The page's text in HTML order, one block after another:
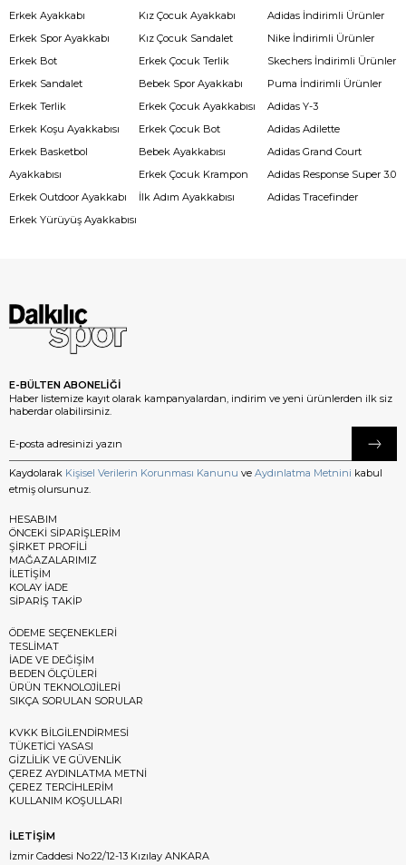
Erkek Ayakkabı
Erkek Spor Ayakkabı
Erkek Bot
Erkek Sandalet
Erkek Terlik
Erkek Koşu Ayakkabısı
Erkek Basketbol
Ayakkabısı
Erkek Outdoor Ayakkabı
Erkek Yürüyüş Ayakkabısı
Kız Çocuk Ayakkabı
Kız Çocuk Sandalet
Erkek Çocuk Terlik
Bebek Spor Ayakkabı
Erkek Çocuk Ayakkabısı
Erkek Çocuk Bot
Bebek Ayakkabısı
Erkek Çocuk Krampon
İlk Adım Ayakkabısı
Adidas İndirimli Ürünler
Nike İndirimli Ürünler
Skechers İndirimli Ürünler
Puma İndirimli Ürünler
Adidas Y-3
Adidas Adilette
Adidas Grand Court
Adidas Response Super 3.0
Adidas Tracefinder
E-BÜLTEN ABONELİĞİ
Haber listemize kayıt olarak kampanyalardan, indirim ve yeni ürünlerden ilk siz
haberdar olabilirsiniz.
Kaydolarak Kişisel Verilerin Korunması Kanunu ve Aydınlatma Metnini kabul
etmiş olursunuz.
HESABIM
ÖNCEKİ SİPARİŞLERİM
ŞİRKET PROFİLİ
MAĞAZALARIMIZ
İLETİŞİM
KOLAY İADE
SİPARİŞ TAKİP
ÖDEME SEÇENEKLERİ
TESLİMAT
İADE VE DEĞİŞİM
BEDEN ÖLÇÜLERİ
ÜRÜN TEKNOLOJİLERİ
SIKÇA SORULAN SORULAR
KVKK BİLGİLENDİRMESİ
TÜKETİCİ YASASI
GİZLİLİK VE GÜVENLİK
ÇEREZ AYDINLATMA METNİ
ÇEREZ TERCİHLERİM
KULLANIM KOŞULLARI
İLETİŞİM
İzmir Caddesi No:22/12-13 Kızılay ANKARA